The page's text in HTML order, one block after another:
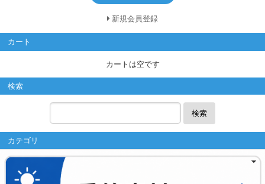
新規会員登録
カート
カートは空です
検索
検索
カテゴリ